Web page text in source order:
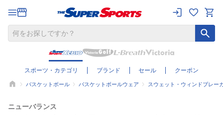
スポーツ・カテゴリ ブランド セール クーポン
バスケットボール バスケットボールウェア スウェット・ウィンドブレー
ニューバランス